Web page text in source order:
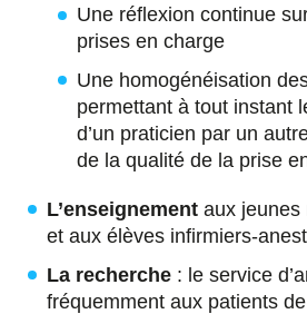
Une réflexion continue
prises en charge
Une homogénéisation
permettant à tout instant
d’un praticien par un
de la qualité de la prise
L’enseignement aux jeunes
et aux élèves infirmiers-
La recherche : le service
fréquemment aux patients